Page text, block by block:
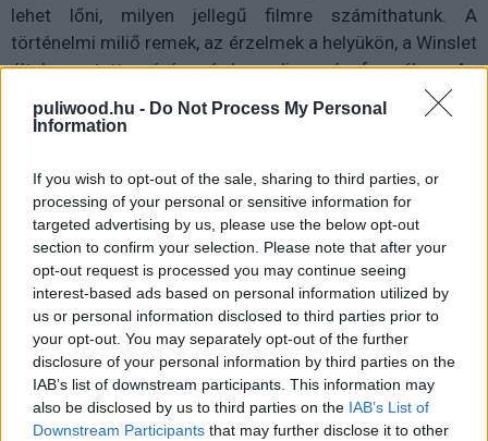
puliwood.hu - Do Not Process My Personal
Information
If you wish to opt-out of the sale, sharing to third parties, or
processing of your personal or sensitive information for
targeted advertising by us, please use the below opt-out
section to confirm your selection. Please note that after your
opt-out request is processed you may continue seeing
interest-based ads based on personal information utilized by
us or personal information disclosed to third parties prior to
your opt-out. You may separately opt-out of the further
disclosure of your personal information by third parties on the
IAB’s list of downstream participants. This information may
also be disclosed by us to third parties on the IAB’s List of
Downstream Participants that may further disclose it to other
lehet lőni, milyen jellegű filmre számíthatunk. A
történelmi miliő remek, az érzelmek a helyükön, a Winslet
által vezetett színészgárda pedig csúcsformában. Az
Oscar-díjas közönségkedvenc remek partnereket kapott,
hiszen Josh O'Connor, Andre Riseborough, Marion